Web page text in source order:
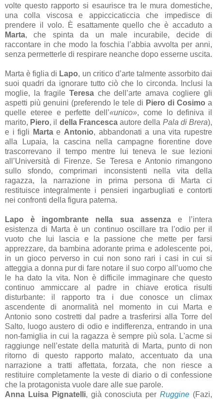
volte questo rapporto si esaurisce tra le mura domestiche,
una colla viscosa e appiccicaticcia che impedisce di
prendere il volo. È esattamente quello che è accaduto a
Marta, che spinta da un male incurabile, decide di
raccontare in che modo la foschia l’abbia avvolta per anni,
senza permetterle di respirare neanche dopo esserne uscita.
Marta è figlia di Lapo, un critico d’arte talmente assorbito dai
suoi quadri da ignorare tutto ciò che lo circonda. Inclusi la
moglie, la fragile Teresa che dell’arte amava cogliere gli
aspetti più genuini (preferendo le tele di Piero di Cosimo a
quelle eteree e perfette dell’«unico», come lo definiva il
marito, Piero, il della Francescaautore della Pala di Brera),
e i figli
Martae Antonio, abbandonati a una vita rupestre
alla Lupaia, la cascina nella campagne fiorentine dove
trascorrevano il tempo mentre lui teneva le sue lezioni
all’Università di Firenze. Se Teresa e Antonio rimangono
sullo sfondo, comprimari inconsistenti nella vita della
ragazza, la narrazione in prima persona di Marta ci
restituisce integralmente i pensieri ingarbugliati e contorti
nei confronti della figura paterna.
Lapo è ingombrante nella sua assenzae l’intera
esistenza di Marta è un continuo oscillare tra l’odio per il
vuoto che lui lascia e la passione che mette per farsi
apprezzare, da bambina adorante prima e adolescente poi,
in un gioco perverso in cui non sono rari i casi in cui si
atteggia a donna pur di fare notare il suo corpo all’uomo che
le ha dato la vita. Non è difficile immaginare che questo
continuo ammiccare al padre in chiave erotica risulti
disturbante: il rapporto tra i due conosce un climax
ascendente di anormalità nel momento in cui Marta e
Antonio sono costretti dal padre a trasferirsi alla Torre del
Salto, luogo austero di odio e indifferenza, entrando in una
non-famiglia in cui la ragazza è sempre più sola. L'acme si
raggiunge nell’estate della maturità di Marta, punto di non
ritorno di questo rapporto malato, accentuato da una
narrazione a tratti affettata, forzata, che non riesce a
restituire completamente la veste di diario o di confessione
che la protagonista vuole dare alle sue parole.
Anna Luisa Pignatelli, già conosciuta perRuggine (Fazi,